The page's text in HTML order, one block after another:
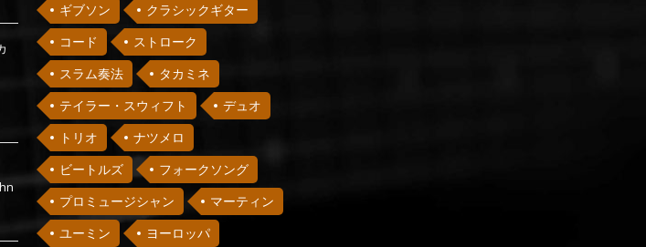
ギブソン
クラシックギター
コード
ストローク
スラム奏法
タカミネ
テイラー・スウィフト
デュオ
トリオ
ナツメロ
ビートルズ
フォークソング
プロミュージシャン
マーティン
ユーミン
ヨーロッパ